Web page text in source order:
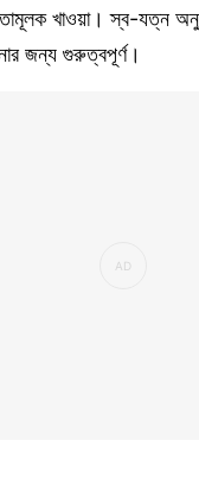
খাওয়া। স্ব-যত্ন
জন্য গুরুত্বপূর্ণ।